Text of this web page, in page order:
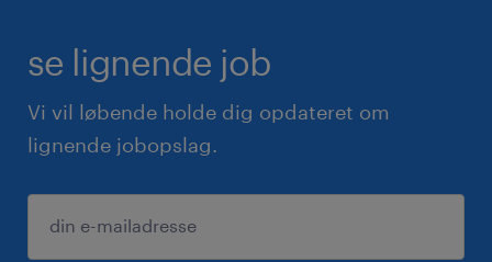
se lignende job
Vi vil løbende holde dig opdateret om
lignende jobopslag.